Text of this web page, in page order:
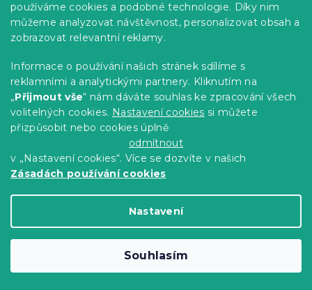
používáme cookies a podobné technologie. Díky nim
můžeme analyzovat návštěvnost, personalizovat obsah a
zobrazovat relevantní reklamy.
Informace o používání našich stránek sdílíme s
reklamními a analytickými partnery. Kliknutím na
„Přijmout vše“ nám dáváte souhlas ke zpracování všech
volitelných cookies. Nastavení cookies si můžete
přizpůsobit nebo cookies úplně
odmítnout
v „Nastavení cookies“. Více se dozvíte v našich
Zásadách používání cookies
Nastavení
Souhlasím
Taštičková matrace MEMORY LUX 21cm
160 x 200 cm
od8 105 Kč
-10 % s kódem:
MINUS10